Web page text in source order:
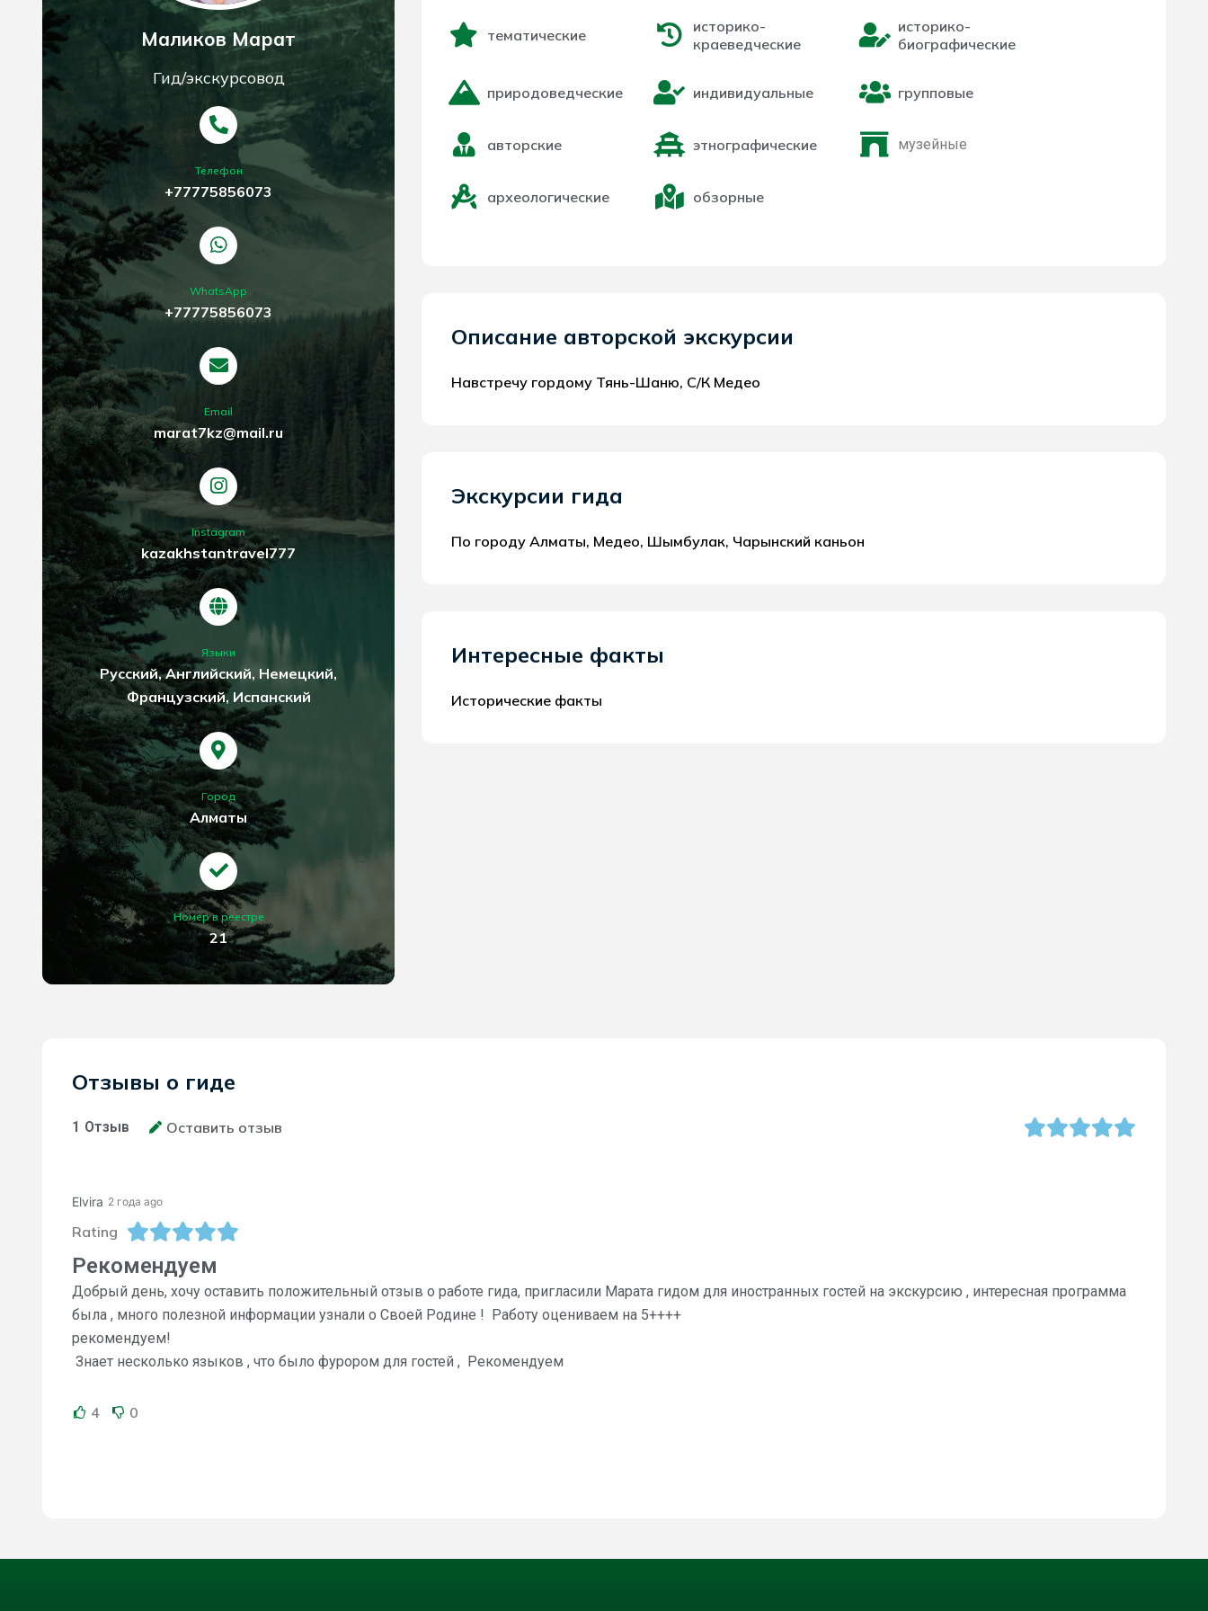
Маликов Марат
Гид/экскурсовод
Телефон
+77775856073
WhatsApp
+77775856073
Email
marat7kz@mail.ru
Instagram
kazakhstantravel777
Языки
Русский, Английский, Немецкий,
Французский, Испанский
Город
Алматы
Номер в реестре
21
тематические
историко-
краеведческие
историко-
биографические
природоведческие индивидуальные групповые
авторские этнографические музейные
археологические обзорные
Описание авторской экскурсии
Навстречу гордому Тянь-Шаню, С/К Медео
Экскурсии гида
По городу Алматы, Медео, Шымбулак, Чарынский каньон
Интересные факты
Исторические факты
Отзывы о гиде
1 Отзыв Оставить отзыв
Elvira 2 года ago
Rating
Рекомендуем
Добрый день, хочу оставить положительный отзыв о работе гида, пригласили Марата гидом для иностранных гостей на экскурсию , интересная программа
была , много полезной информации узнали о Своей Родине ! Работу оцениваем на 5++++
рекомендуем!
Знает несколько языков , что было фурором для гостей , Рекомендуем
4 0